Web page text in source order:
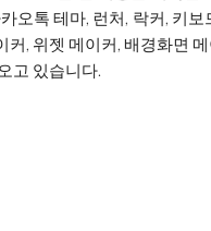
오톡 테마, 런처, 락커, 키
커, 위젯 메이커, 배경화면
고 있습니다.